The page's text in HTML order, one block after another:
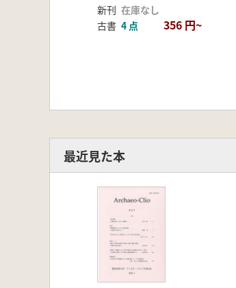
新刊 在庫なし
古書 4 点 356 円~
最近見た本